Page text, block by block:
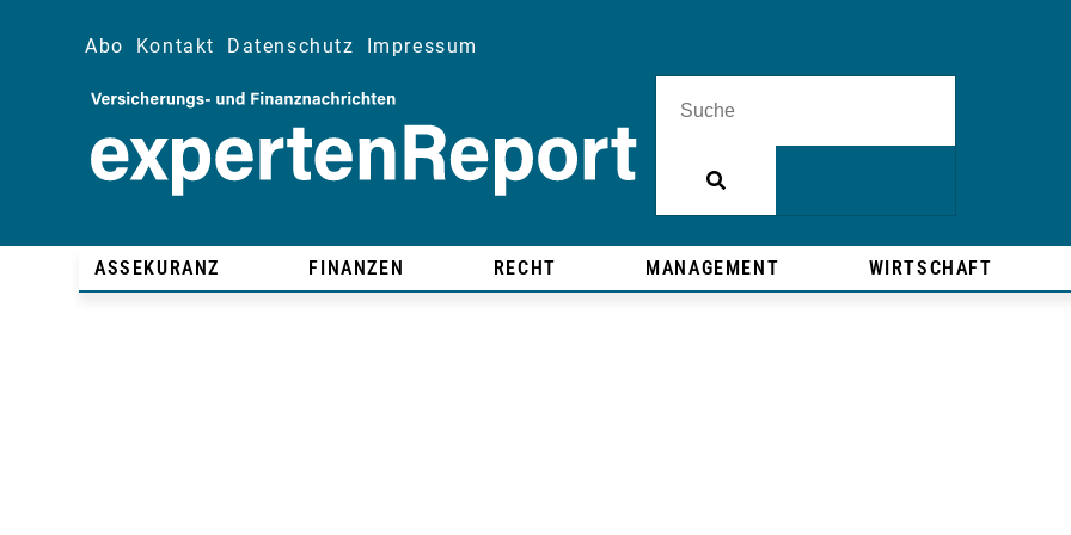
Abo Kontakt Datenschutz Impressum
ASSEKURANZ FINANZEN RECHT MANAGEMENT WIRTSCHAFT